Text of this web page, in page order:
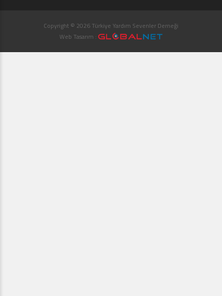
Copyright © 2026 Türkiye Yardım Sevenler Derneği
Web Tasarım :